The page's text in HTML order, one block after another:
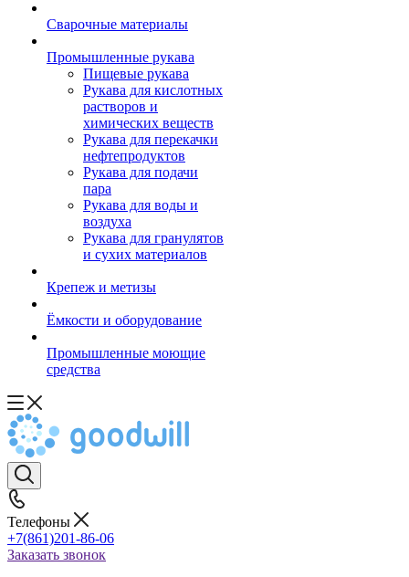
Сварочные материалы
Промышленные рукава
Пищевые рукава
Рукава для кислотных
растворов и
химических веществ
Рукава для перекачки
нефтепродуктов
Рукава для подачи
пара
Рукава для воды и
воздуха
Рукава для гранулятов
и сухих материалов
Крепеж и метизы
Ёмкости и оборудование
Промышленные моющие
средства
Телефоны
+7(861)201-86-06
Заказать звонок